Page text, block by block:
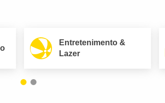
Entretenimento &
Lazer